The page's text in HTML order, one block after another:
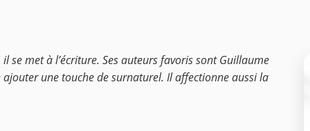
se met à l’écriture. Ses auteurs favoris sont Guillaume
une touche de surnaturel. Il affectionne aussi la